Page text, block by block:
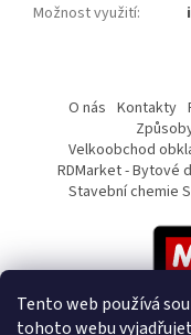
Tento web používá
tohoto webu
Možnost využití:
O nás Kontakty
Velkoobchod
RDMarket - Bytové
Stavební chemie